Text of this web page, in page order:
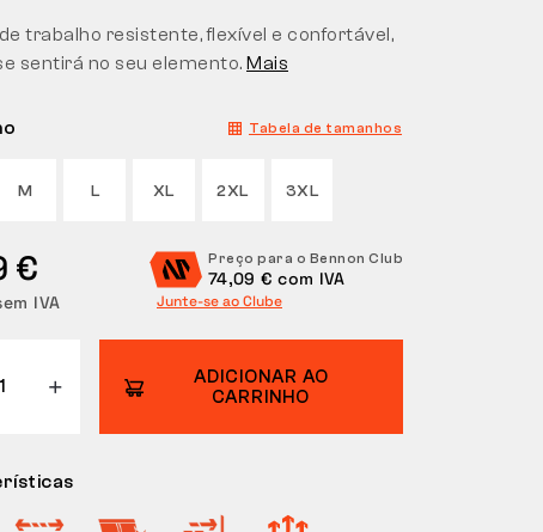
Tabela de tamanhos
M L XL 2XL 3XL
€
IVA
Preço para o Bennon Club
74,09 € com IVA
Junte-se ao Clube
ADICIONAR AO
CARRINHO
trabalho resistente, flexível e confortável,
sentirá no seu elemento. Mais